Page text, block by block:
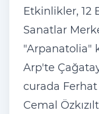
Etkinlikler, 12
Sanatlar
"Arpanatolia"
Arp'te
curada Ferhat
Cemal